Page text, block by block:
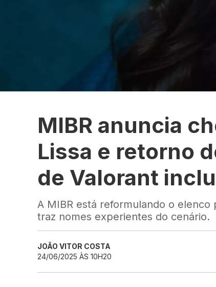
MIBR anuncia
Lissa e retorno
de Valorant
A MIBR está reformulando o
traz nomes experientes do cenário.
JOÃO VITOR COSTA
24/06/2025 ÀS 10H20